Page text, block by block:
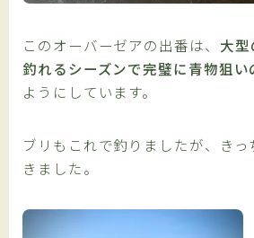
このオーバーゼアの出番は、 大
釣れるシーズンで完璧に青物狙い
ようにしています。
ブリもこれで釣りましたが、き
きました。